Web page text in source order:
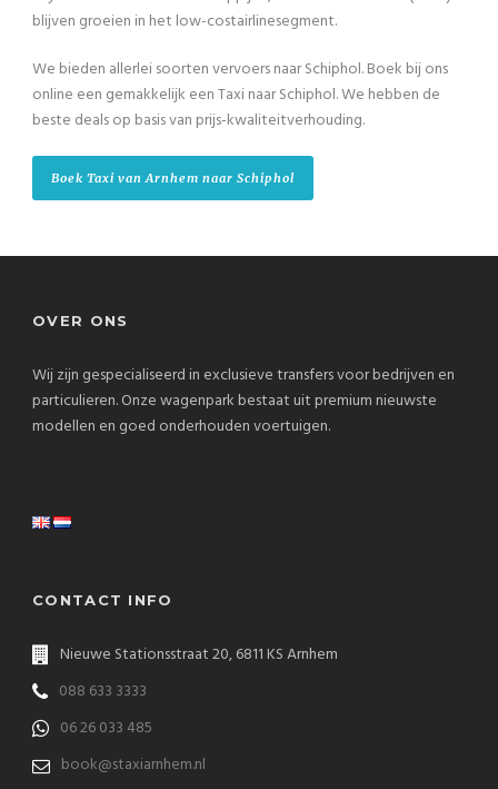
blijven groeien in het low-costairlinesegment.
We bieden allerlei soorten vervoers naar Schiphol. Boek bij ons
online een gemakkelijk een Taxi naar Schiphol. We hebben de
beste deals op basis van prijs-kwaliteitverhouding.
Boek Taxi van Arnhem naar Schiphol
OVER ONS
Wij zijn gespecialiseerd in exclusieve transfers voor bedrijven en
particulieren. Onze wagenpark bestaat uit premium nieuwste
modellen en goed onderhouden voertuigen.
CONTACT INFO
Nieuwe Stationsstraat 20, 6811 KS Arnhem
088 633 3333
06 26 033 485
book@staxiarnhem.nl